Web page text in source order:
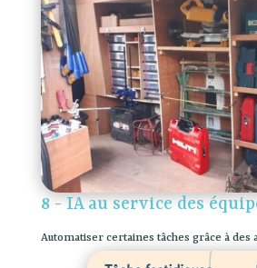
8 - IA au service des
Automatiser certaines tâches grâce à des